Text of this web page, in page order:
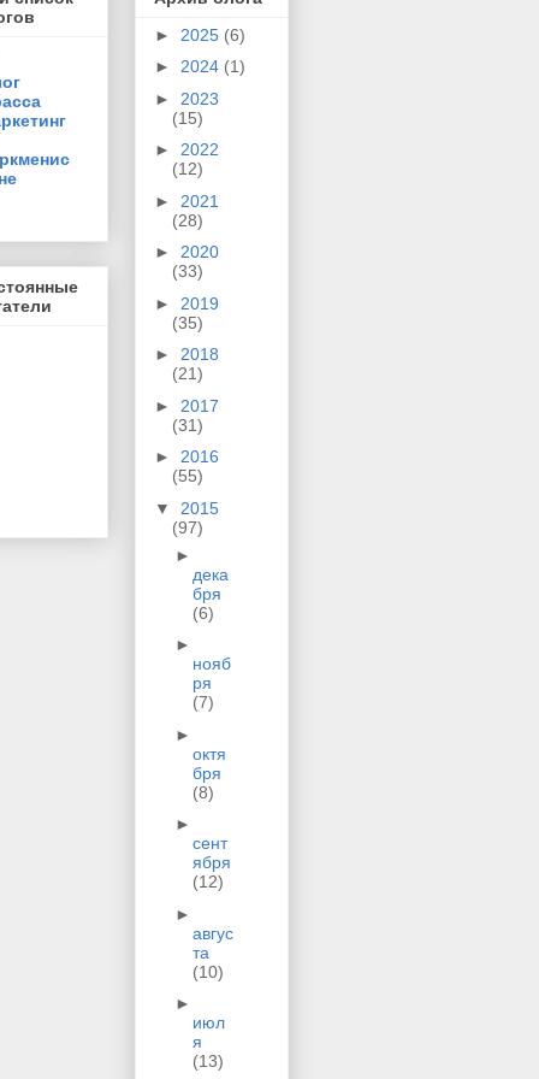
► 2025 (6)
► 2024 (1)
► 2023
(15)
► 2022
(12)
► 2021
(28)
► 2020
(33)
► 2019
(35)
► 2018
(21)
► 2017
(31)
► 2016
(55)
▼ 2015
(97)
►
дека
бря
(6)
►
нояб
ря
(7)
►
октя
бря
(8)
►
сент
ября
(12)
►
авгус
та
(10)
►
июл
я
(13)